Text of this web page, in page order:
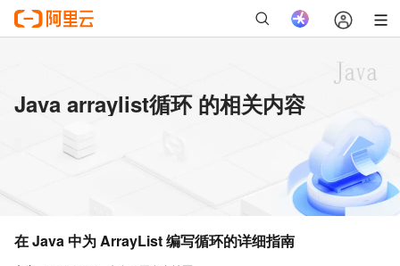
Java arraylist循环 的相关内容
在 Java 中为 ArrayList 编写循环的详细指南